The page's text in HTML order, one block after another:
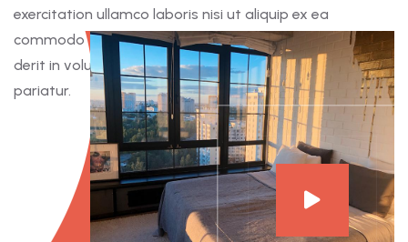
exercitation ullamco laboris nisi ut aliquip ex ea
commodo consequat. Duis aute irure dolor in reprehen
derit in voluptate velit esse cillum dolore eu fugiat nulla
pariatur.